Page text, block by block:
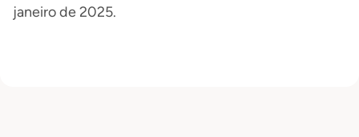
janeiro de 2025.